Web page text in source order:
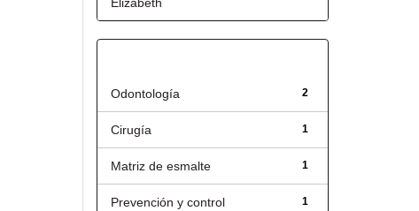
2
Odontología
1
Cirugía
1
Matriz de esmalte
1
Prevención y control